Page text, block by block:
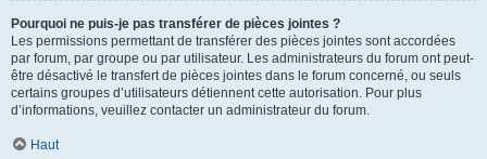
Pourquoi ne puis-je pas transférer de pièces jointes ?
Les permissions permettant de transférer des pièces jointes sont accordées
par forum, par groupe ou par utilisateur. Les administrateurs du forum ont peut-
être désactivé le transfert de pièces jointes dans le forum concerné, ou seuls
certains groupes d’utilisateurs détiennent cette autorisation. Pour plus
d’informations, veuillez contacter un administrateur du forum.
Haut